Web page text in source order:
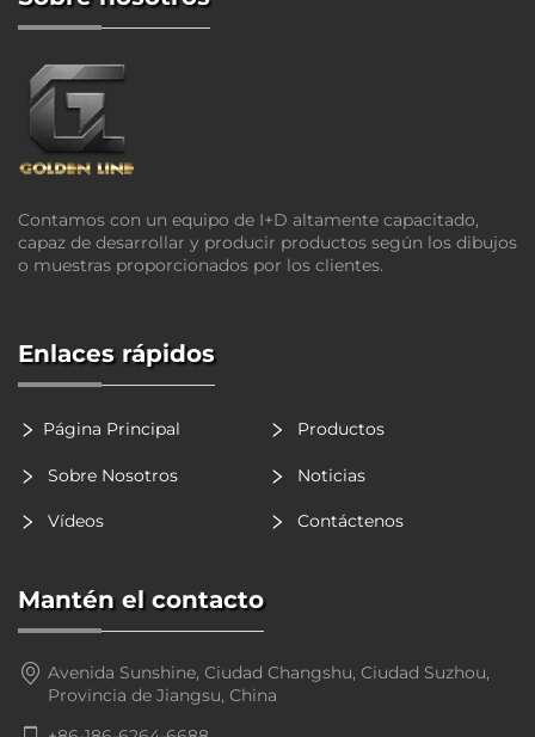
Contamos con un equipo de I+D altamente capacitado,
capaz de desarrollar y producir productos según los dibujos
o muestras proporcionados por los clientes.
Enlaces rápidos
Página Principal Productos
Sobre Nosotros Noticias
Vídeos Contáctenos
Mantén el contacto
Avenida Sunshine, Ciudad Changshu, Ciudad Suzhou,
Provincia de Jiangsu, China